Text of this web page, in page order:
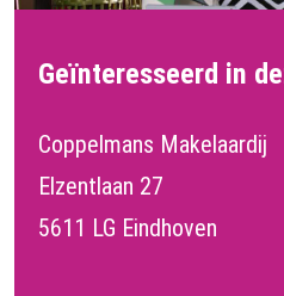
Geïnteresseerd in
Coppelmans Makelaardij
Elzentlaan 27
5611 LG Eindhoven